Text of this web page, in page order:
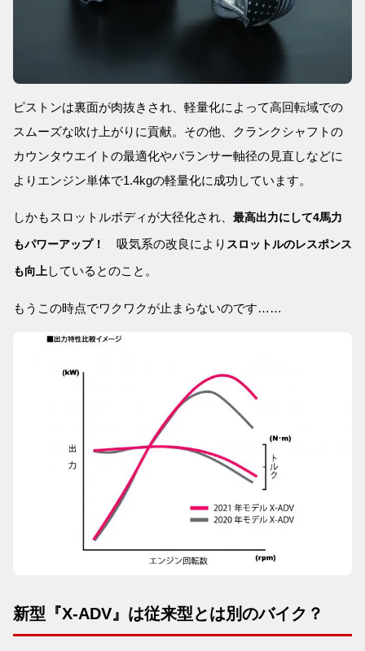
ピストンは裏面が肉抜きされ、軽量化によって高回転域での
スムーズな吹け上がりに貢献。その他、クランクシャフトの
カウンタウエイトの最適化やバランサー軸径の見直しなどに
よりエンジン単体で1.4kgの軽量化に成功しています。
しかもスロットルボディが大径化され、 最高出力にして4馬力
もパワーアップ！ 吸気系の改良により スロットルのレスポンス
も向上 しているとのこと。
もうこの時点でワクワクが止まらないのです……
新型『X-ADV』は従来型とは別のバイク？